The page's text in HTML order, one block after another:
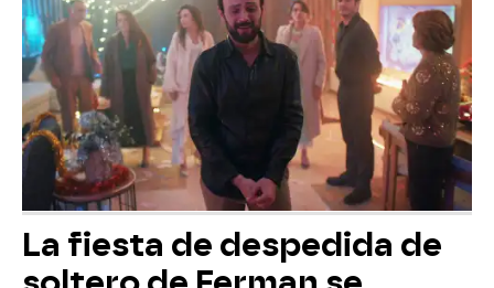
La fiesta de despedida de